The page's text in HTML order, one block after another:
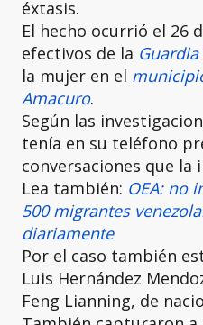
éxtasis.
El hecho ocurrió el 26
efectivos de la
la mujer en el
Amacuro.
Según las
tenía en su teléfono
conversaciones que la
Lea también: OEA: no
500 migrantes
diariamente
Por el caso también
Luis Hernández
Feng Lianning, de